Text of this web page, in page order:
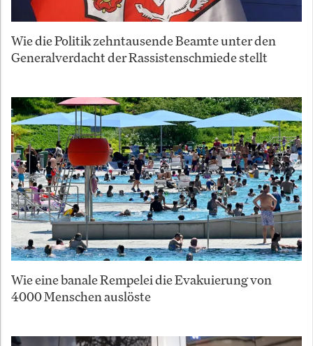
Wie die Politik zehntausende Beamte unter den
Generalverdacht der Rassistenschmiede stellt
Wie eine banale Rempelei die Evakuierung von
4000 Menschen auslöste